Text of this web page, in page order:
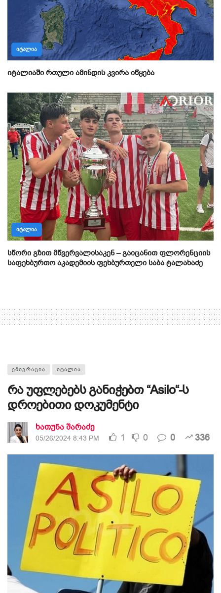
ᲘᲢᲐᲚᲘᲐ
იტალიაში რთული ამინდის კვირა იწყება
ᲘᲢᲐᲚᲘᲐ
სწორი გზით მწვერვალისაკენ – გაიცანით ფლორენციის
საფეხბურთო აკადემიის ფეხბურთელი საბა ტალახაძე
ᲔᲛᲘᲒᲠᲐᲪᲘᲐ ᲘᲢᲐᲚᲘᲐ
რა უფლებებს განიჭებთ “Asilo“-ს
დროებითი დოკუმენტი
ხათუნა შარაძე
05/26/2024 8:43 PM 1 0 0 336